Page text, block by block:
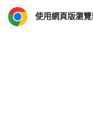
使用網頁版瀏覽